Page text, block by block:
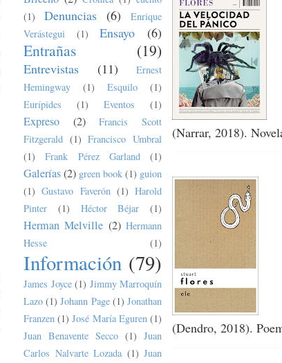
(1)
Denuncias (6)
Enrique
Verástegui
(1) Ensayo (6)
Entrañas (19)
Entrevistas (11)
Ernest
Hemingway
(1) Esquilo
(1)
Eurípides
(1) Eventos (1)
Expreso (2)
Francis Scott
Fitzgerald (1) Francisco Umbral
(1)
Frank Pérez Garland (1)
Galerías(2) green book (1) guion
(1) Gustavo Faverón (1) Harold
Pinter
(1) Héctor Béjar (1)
Herman Melville (2) Hermann
Hesse
(1)
Información (79)
James Joyce (1) Jimmy Marroquín
Lazo (1) Johann Page (1) Jonathan
Franzen (1) José María Eguren (1)
Juan Benavente Secco (1) Juan
Carlos Nalvarte Lozada (1) Juan
(Narrar, 2018).
(Dendro, 2018).